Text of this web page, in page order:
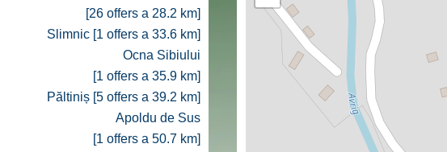
[26 offers a 28.2 km]
Slimnic [1 offers a 33.6 km]
Ocna Sibiului
[1 offers a 35.9 km]
Păltiniș [5 offers a 39.2 km]
Apoldu de Sus
[1 offers a 50.7 km]